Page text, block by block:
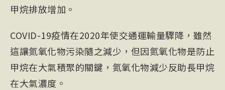
甲烷排放增加。
COVID-19疫情在2020年使交通運輸量驟降，雖然
這讓氮氧化物污染隨之減少，但因氮氧化物是防止
甲烷在大氣積聚的關鍵，氮氧化物減少反助長甲烷
在大氣濃度。